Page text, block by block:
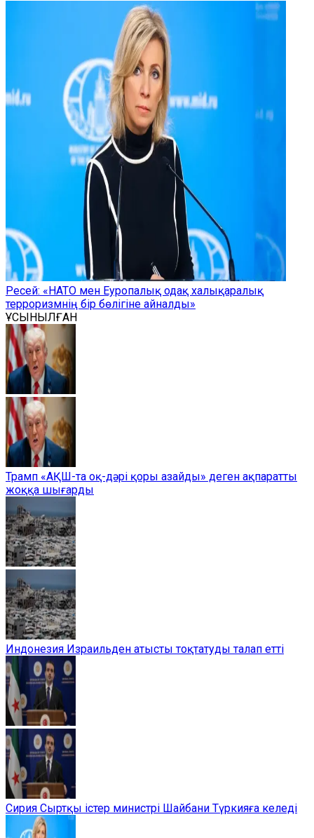
Ресей: «НАТО мен Еуропалық одақ халықаралық
терроризмнің бір бөлігіне айналды»
ҰСЫНЫЛҒАН
Трамп «АҚШ-та оқ-дәрі қоры азайды» деген ақпаратты
жоққа шығарды
Индонезия Израильден атысты тоқтатуды талап етті
Сирия Сыртқы істер министрі Шайбани Түркияға келеді